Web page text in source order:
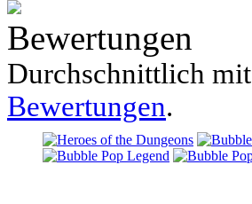
Bewertungen
Durchschnittlich mit
Bewertungen.